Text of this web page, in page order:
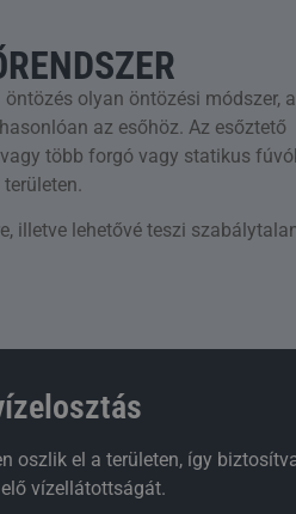
olyan öntözési módszer,
az esőhöz. Az esőztető
több forgó vagy statikus
illetve lehetővé teszi
oszlik el a területen, így
vízellátottságát.